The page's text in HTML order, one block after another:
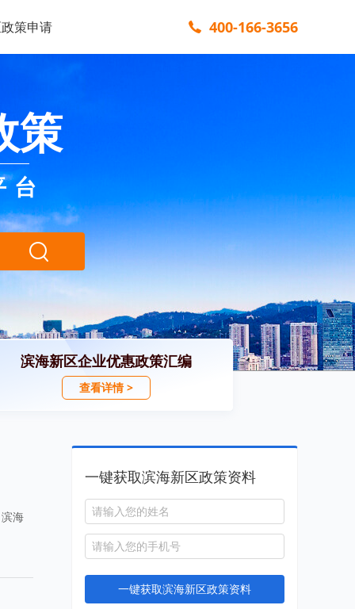
策申请 400-166-3656
策
台
滨海新区企业优惠政策汇编
查看详情 >
海
一键获取滨海新区政策资料
一键获取滨海新区政策资料